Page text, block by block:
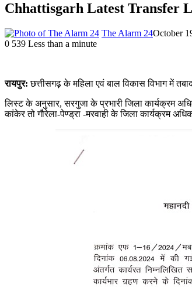
Chhattisgarh Latest Transfer
The Alarm 24October
0 539 Less than a minute
रायपुर: छत्तीसगढ़ के महिला एवं बाल विकास विभाग में
लिस्ट के अनुसार, सरगुजा के प्रभारी जिला कार्यक्रम
कांकेर तो गौरेला-पेण्ड्रा -मरवाही के जिला कार्यक्रम